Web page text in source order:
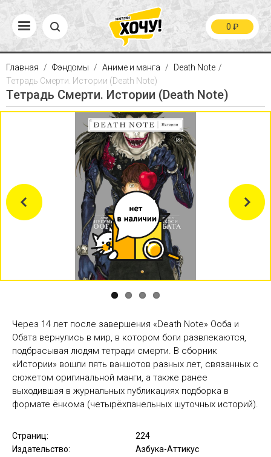
0 ₽
Главная Фэндомы Аниме и манга
Death Note
Тетрадь Смерти. Истории (Death Note)
Тетрадь Смерти. Истории (Death Note)
Через 14 лет после завершения «Death Note» Ооба и
Обата вернулись в мир, в котором боги развлекаются,
подбрасывая людям тетради смерти. В сборник
«Истории» вошли пять ваншотов разных лет, связанных с
сюжетом оригинальной манги, а также ранее
выходившая в журнальных публикациях подборка в
формате ёнкома (четырёхпанельных шуточных историй).
Страниц:
224
Издательство:
Азбука-Аттикус